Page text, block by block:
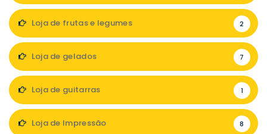
Loja de frutas e legumes 2
Loja de gelados 7
Loja de guitarras 1
Loja de Impressão 8